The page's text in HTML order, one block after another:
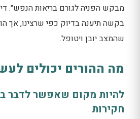
מבקש הפניה לגורם בריאות הנפש״.
בקשה תיענה בדיוק כפי שרצינו, אך
שהמצב יובן ויטופל.
מה ההורים יכולים
להיות מקום שאפשר לדבר
חקירות